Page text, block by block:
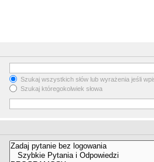
Szukaj wszystkich słów lub wyrażenia jeśli
Szukaj któregokolwiek słowa